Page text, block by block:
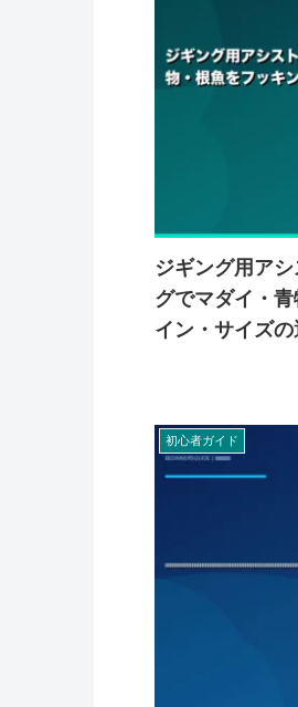
ジギング用ア
グでマダイ・
イン・サイズ
初心者ガイド